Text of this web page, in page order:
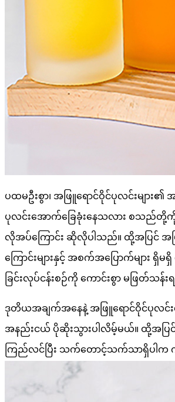
ပထမဦးစွာ၊ အဖြူရောင်ဝိုင်ပုလင်းများ
ပုလင်းအောက်ခြေခုံးနေသလား စသည်တို့
လိုအပ်ကြောင်း ဆိုလိုပါသည်။ ထို့အပြင် အဖ
ကြောင်းများနှင့် အစက်အပြောက်မျ
ခြင်းလုပ်ငန်းစဉ်ကို ကောင်းစွာ မဖြတ်သ
ဒုတိယအချက်အနေနဲ့ အဖြူရောင်ဝိုင်ပုလ
အနည်းငယ် ပိုဆိုးသွားပါလိမ့်မယ်။ ထို့အပ
ကြည်လင်ပြီး သက်တောင့်သက်သာရှိပါက ကုန်က